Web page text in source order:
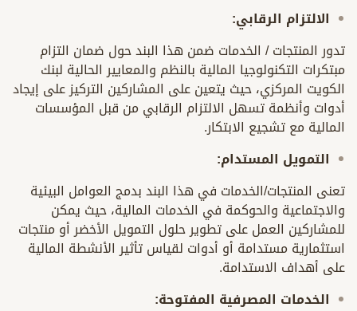
الالتزام الرقابي:
تدور المنتجات / الخدمات ضمن هذا البند حول ضمان التزام
مبتكرات التكنولوجيا المالية بالنظم والمعايير الحالية لبنك
الكويت المركزي، حيث يتعين على المشاركين التركيز على إيجاد
أدوات وأنظمة تسهل الالتزام الرقابي من قبل المؤسسات
المالية مع تشجيع الابتكار.
التمويل المستدام:
تعنى المنتجات/الخدمات في هذا البند بدمج العوامل البيئية
والاجتماعية والحوكمة في الخدمات المالية، حيث يمكن
للمشاركين العمل على تطوير حلول التمويل الأخضر أو منتجات
استثمارية مستدامة أو أدوات لقياس تأثير الأنشطة المالية
على أهداف الاستدامة.
الخدمات المصرفية المفتوحة: